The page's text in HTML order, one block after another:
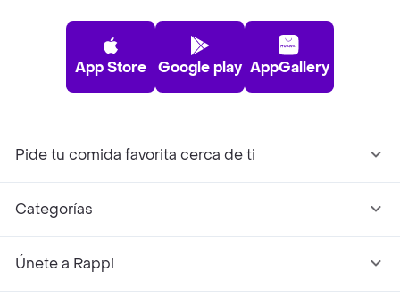
App Store Google play AppGallery
Pide tu comida favorita cerca de ti
Categorías
Únete a Rappi